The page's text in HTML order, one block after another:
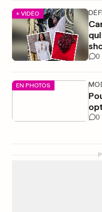
+ VIDÉO
0
EN PHOTOS
0